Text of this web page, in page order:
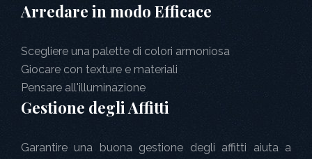
Arredare in modo Efficace
Scegliere una palette di colori armoniosa
Giocare con texture e materiali
Pensare all'illuminazione
Gestione degli Affitti
Garantire una buona gestione degli affitti aiuta a